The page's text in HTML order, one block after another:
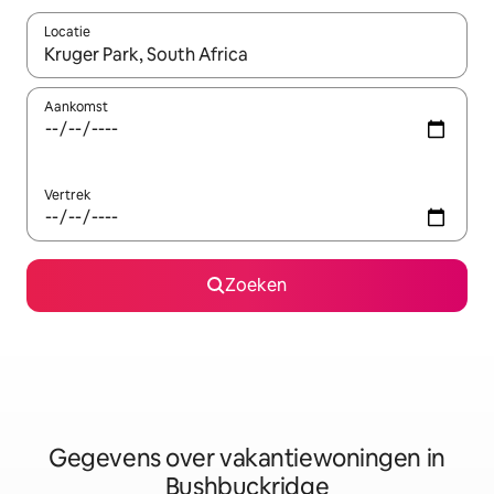
Locatie
Wanneer er resultaten beschikbaar zijn, maak je een keuze
Aankomst
Vertrek
Zoeken
Gegevens over vakantiewoningen in
Bushbuckridge